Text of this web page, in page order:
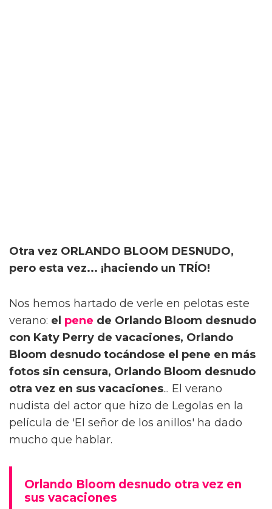
Otra vez ORLANDO BLOOM DESNUDO,
pero esta vez... ¡haciendo un TRÍO!
Nos hemos hartado de verle en pelotas este
verano: el pene de Orlando Bloom desnudo
con Katy Perry de vacaciones, Orlando
Bloom desnudo tocándose el pene en más
fotos sin censura, Orlando Bloom desnudo
otra vez en sus vacaciones... El verano
nudista del actor que hizo de Legolas en la
película de 'El señor de los anillos' ha dado
mucho que hablar.
Orlando Bloom desnudo otra vez en
sus vacaciones